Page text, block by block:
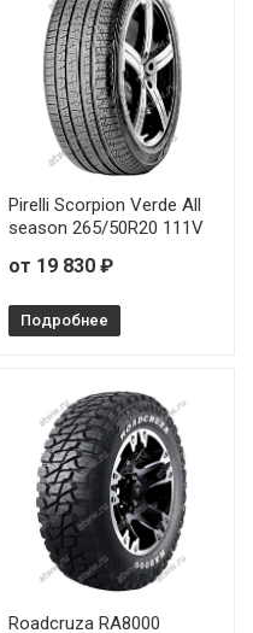
Pirelli Scorpion Verde All
season 265/50R20 111V
от 19 830 ₽
Подробнее
Roadcruza RA8000